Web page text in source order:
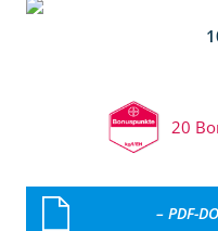
20
– PDF-